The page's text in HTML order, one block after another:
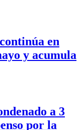
en
y acumula
a 3
por la